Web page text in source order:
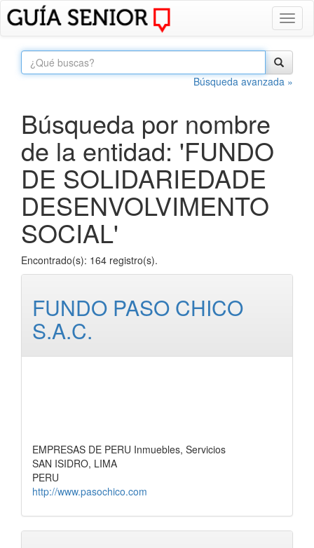
Búsqueda avanzada »
Búsqueda por nombre
de la entidad: 'FUNDO
DE SOLIDARIEDADE
DESENVOLVIMENTO
SOCIAL'
Encontrado(s): 164 registro(s).
FUNDO PASO CHICO
S.A.C.
EMPRESAS DE PERU Inmuebles, Servicios
SAN ISIDRO, LIMA
PERU
http://www.pasochico.com